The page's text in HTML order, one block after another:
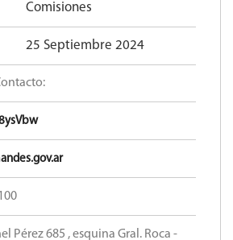
Comisiones
25 Septiembre 2024
Pérez 685 , esquina Gral. Roca -